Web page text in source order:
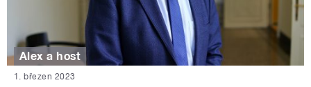
Alex a host
1. březen 2023